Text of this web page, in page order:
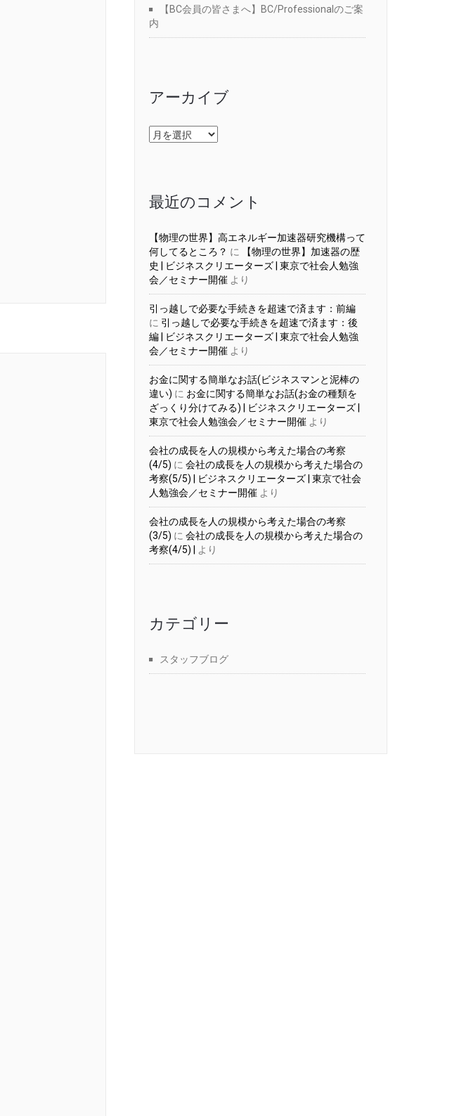
【BC会員の皆さまへ】BC/Professionalのご案
内
アーカイブ
ア
ー
最近のコメント
【物理の世界】高エネルギー加速器研究機構って
何してるところ？ に
【物理の世界】加速器の歴
史 | ビジネスクリエーターズ | 東京で社会人勉強
会／セミナー開催 より
引っ越しで必要な手続きを超速で済ます：前編
に 引っ越しで必要な手続きを超速で済ます：後
編 | ビジネスクリエーターズ | 東京で社会人勉強
会／セミナー開催 より
お金に関する簡単なお話(ビジネスマンと泥棒の
違い) に お金に関する簡単なお話(お金の種類を
ざっくり分けてみる) | ビジネスクリエーターズ |
東京で社会人勉強会／セミナー開催 より
会社の成長を人の規模から考えた場合の考察
(4/5) に 会社の成長を人の規模から考えた場合の
考察(5/5) | ビジネスクリエーターズ | 東京で社会
人勉強会／セミナー開催 より
会社の成長を人の規模から考えた場合の考察
(3/5) に 会社の成長を人の規模から考えた場合の
考察(4/5) |
より
カテゴリー
スタッフブログ